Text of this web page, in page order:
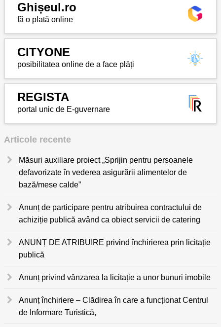
Ghișeul.ro
fă o plată online
CITYONE
posibilitatea online de a face plăți
REGISTA
portal unic de E-guvernare
Articole recente
Măsuri auxiliare proiect „Sprijin pentru persoanele
defavorizate în vederea asigurării alimentelor de
bază/mese calde”
Anunț de participare pentru atribuirea contractului de
achiziție publică având ca obiect servicii de catering
ANUNȚ DE ATRIBUIRE privind închirierea prin licitație
publică
Anunț privind vânzarea la licitație a unor bunuri imobile
Anunț închiriere – Clădirea în care a funcționat Centrul
de Informare Turistică,